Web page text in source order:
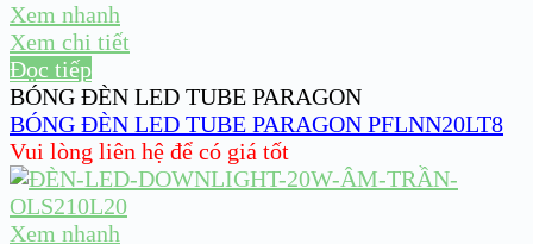
Xem nhanh
Xem chi tiết
Đọc tiếp
BÓNG ĐÈN LED TUBE PARAGON
BÓNG ĐÈN LED TUBE PARAGON PFLNN20LT8
Vui lòng liên hệ để có giá tốt
Xem nhanh